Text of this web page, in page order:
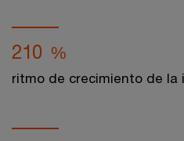
210 %
ritmo de crecimiento de la